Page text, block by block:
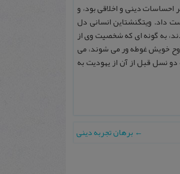
دينى و اخلاقى بود، و
داد. ويتگنشتاين انسانى دل
به گونه اى كه شخصيت وى از
روح خويش غوطه ور مى شوند، مى
نسل قبل از آن از يهوديت به
← برهان تجربه دینی